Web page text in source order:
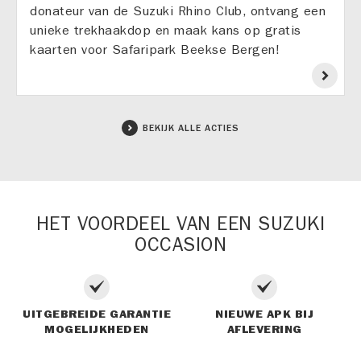
donateur van de Suzuki Rhino Club, ontvang een
unieke trekhaakdop en maak kans op gratis
kaarten voor Safaripark Beekse Bergen!
BEKIJK ALLE ACTIES
HET VOORDEEL VAN EEN SUZUKI
OCCASION
UITGEBREIDE GARANTIE
MOGELIJKHEDEN
NIEUWE APK BIJ
AFLEVERING